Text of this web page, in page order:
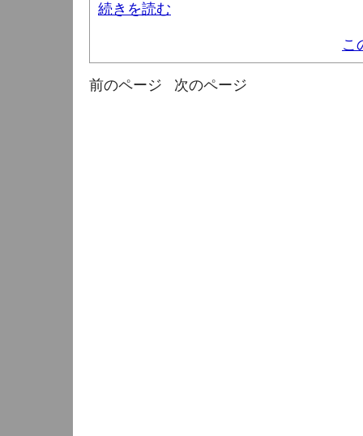
続きを読む
こ
前のページ 次のページ